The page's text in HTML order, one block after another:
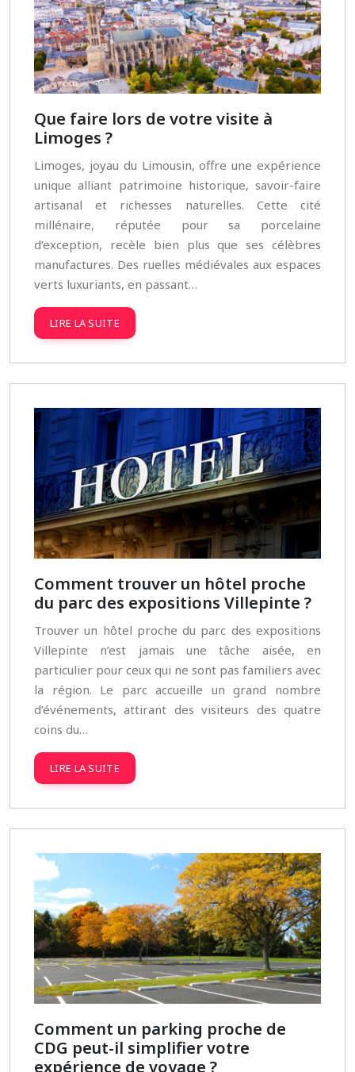
Que faire lors de votre visite à
Limoges ?
Limoges, joyau du Limousin, offre une expérience
unique alliant patrimoine historique, savoir-faire
artisanal et richesses naturelles. Cette cité
millénaire, réputée pour sa porcelaine
d’exception, recèle bien plus que ses célèbres
manufactures. Des ruelles médiévales aux espaces
verts luxuriants, en passant…
LIRE LA SUITE
Comment trouver un hôtel proche
du parc des expositions Villepinte ?
Trouver un hôtel proche du parc des expositions
Villepinte n’est jamais une tâche aisée, en
particulier pour ceux qui ne sont pas familiers avec
la région. Le parc accueille un grand nombre
d’événements, attirant des visiteurs des quatre
coins du…
LIRE LA SUITE
Comment un parking proche de
CDG peut-il simplifier votre
expérience de voyage ?